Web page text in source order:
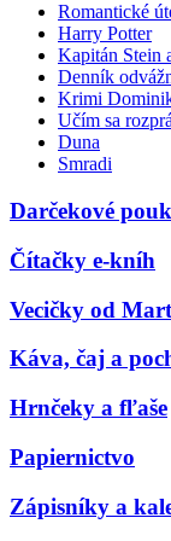
Romantické
Harry Potter
Kapitán Stein
Denník
Krimi
Učím sa
Duna
Smradi
Darčekové
Čítačky e-kníh
Vecičky od
Káva, čaj a
Hrnčeky a fľaše
Papiernictvo
Zápisníky a